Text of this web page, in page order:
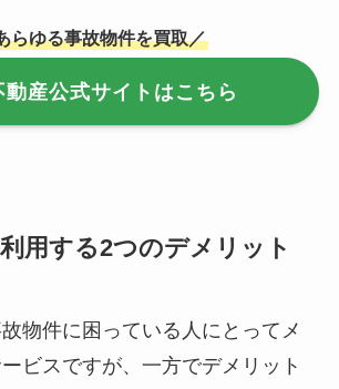
らゆる事故物件を買取／
動産公式サイトはこちら
用する2つのデメリット
物件に困っている人にとってメ
ビスですが、一方でデメリット